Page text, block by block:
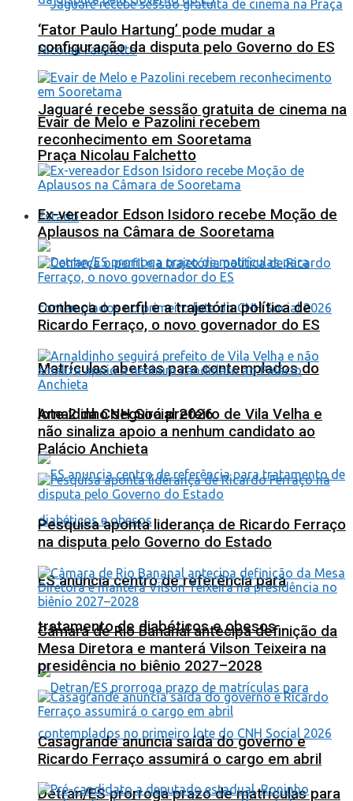
Jaguaré recebe sessão gratuita de cinema na
Praça Nicolau Falchetto
Estado
Matrículas abertas para contemplados do
lote 2 da CNH Social 2026
ES anuncia centro de referência para
tratamento de diabéticos e obesos
Detran/ES prorroga prazo de matrículas para
‘Fator Paulo Hartung’ pode mudar a
configuração da disputa pelo Governo do ES
Evair de Melo e Pazolini recebem
reconhecimento em Sooretama
Ex-vereador Edson Isidoro recebe Moção de
Aplausos na Câmara de Sooretama
Conheça o perfil e a trajetória política de
Ricardo Ferraço, o novo governador do ES
Arnaldinho seguirá prefeito de Vila Velha e
não sinaliza apoio a nenhum candidato ao
Palácio Anchieta
Pesquisa aponta liderança de Ricardo Ferraço
na disputa pelo Governo do Estado
Câmara de Rio Bananal antecipa definição da
Mesa Diretora e manterá Vilson Teixeira na
presidência no biênio 2027–2028
Casagrande anuncia saída do governo e
Ricardo Ferraço assumirá o cargo em abril